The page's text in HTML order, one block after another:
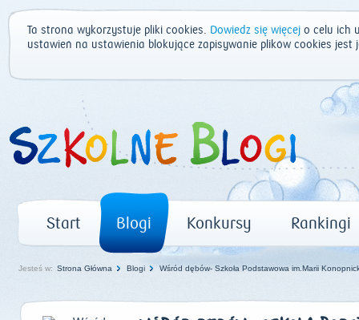
Ta strona wykorzystuje pliki cookies. Dowiedz się więcej o celu ich
ustawień na ustawienia blokujące zapisywanie plików cookies
Start Blogi Konkursy Rankingi
Jesteś w: Strona Główna Blogi Wśród dębów- Szkoła Podstawowa im.Marii